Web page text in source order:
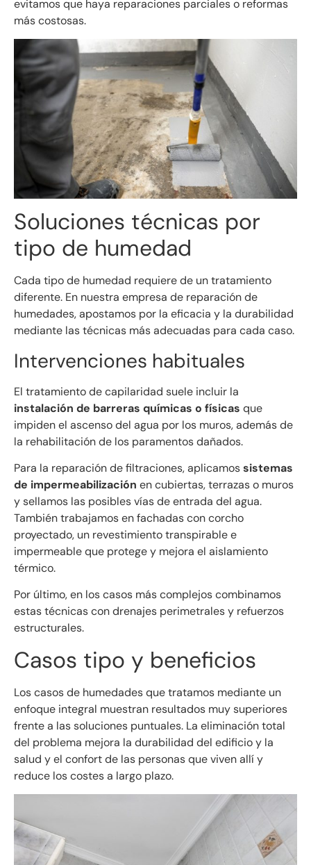
evitamos que haya reparaciones parciales o reformas
más costosas.
Soluciones técnicas por
tipo de humedad
Cada tipo de humedad requiere de un tratamiento
diferente. En nuestra empresa de reparación de
humedades, apostamos por la eficacia y la durabilidad
mediante las técnicas más adecuadas para cada caso.
Intervenciones habituales
El tratamiento de capilaridad suele incluir la
instalación de barreras químicas o físicas que
impiden el ascenso del agua por los muros, además de
la rehabilitación de los paramentos dañados.
Para la reparación de filtraciones, aplicamossistemas
de impermeabilización en cubiertas, terrazas o muros
y sellamos las posibles vías de entrada del agua.
También trabajamos en fachadas con corcho
proyectado, un revestimiento transpirable e
impermeable que protege y mejora el aislamiento
térmico.
Por último, en los casos más complejos combinamos
estas técnicas con drenajes perimetrales y refuerzos
estructurales.
Casos tipo y beneficios
Los casos de humedades que tratamos mediante un
enfoque integral muestran resultados muy superiores
frente a las soluciones puntuales. La eliminación total
del problema mejora la durabilidad del edificio y la
salud y el confort de las personas que viven allí y
reduce los costes a largo plazo.